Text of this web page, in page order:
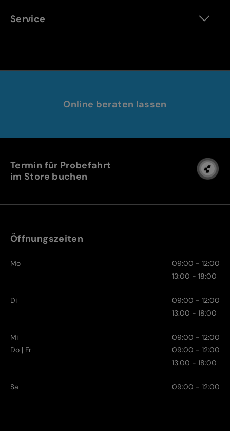
Service
Online beraten lassen
Termin für Probefahrt
im Store buchen
Öffnungszeiten
Mo
09:00 - 12:00
13:00 - 18:00
Di
09:00 - 12:00
13:00 - 18:00
Mi
09:00 - 12:00
Do | Fr
09:00 - 12:00
13:00 - 18:00
Sa 09:00 - 12:00